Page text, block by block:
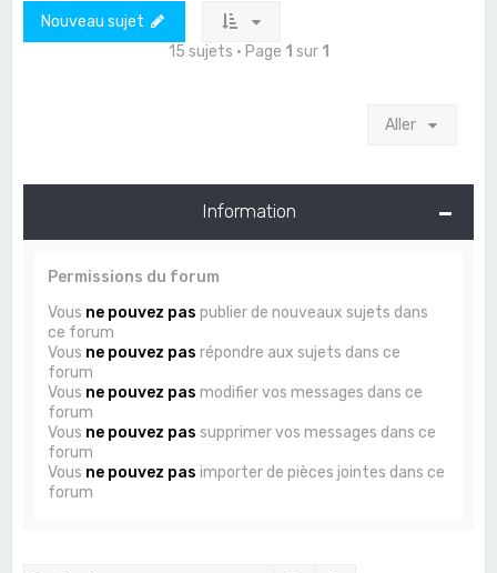
Nouveau sujet
15 sujets • Page 1 sur 1
Aller
Information
Permissions du forum
Vous ne pouvez pas publier de nouveaux sujets dans
ce forum
Vous ne pouvez pas répondre aux sujets dans ce
forum
Vous ne pouvez pas modifier vos messages dans ce
forum
Vous ne pouvez pas supprimer vos messages dans ce
forum
Vous ne pouvez pas importer de pièces jointes dans ce
forum